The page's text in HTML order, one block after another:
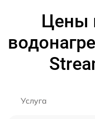
Цены
Услуга